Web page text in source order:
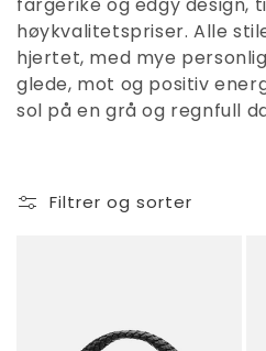
l
i
n
:
høykvalitetspriser. Alle
hjertet, med mye
glede, mot og positiv
sol på en grå og regnfull
Filtrer og sorter